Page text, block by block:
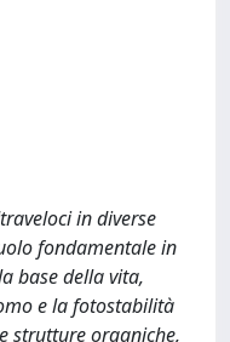
in diverse
fondamentale in
base della vita,
e la fotostabilità
strutture organiche,